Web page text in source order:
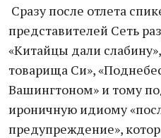
Сразу после отлета
представителей Сеть
«Китайцы дали
товарища Си»,
Вашингтоном» и тому
ироничную идиому
предупреждение»,